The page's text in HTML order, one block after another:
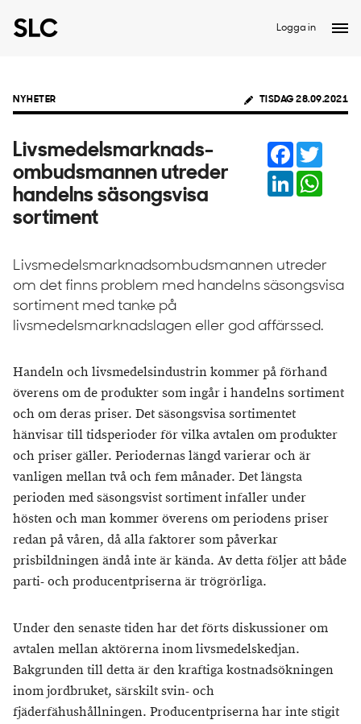
Logga in
NYHETER TISDAG 28.09.2021
Livsmedelsmarknads-
ombudsmannen utreder
handelns säsongsvisa
sortiment
Facebook
LinkedIn
Livsmedelsmarknadsombudsmannen utreder
om det finns problem med handelns säsongsvisa
sortiment med tanke på
livsmedelsmarknadslagen eller god affärssed.
Handeln och livsmedelsindustrin kommer på förhand
överens om de produkter som ingår i handelns sortiment
och om deras priser. Det säsongsvisa sortimentet
hänvisar till tidsperioder för vilka avtalen om produkter
och priser gäller. Periodernas längd varierar och är
vanligen mellan två och fem månader. Det längsta
perioden med säsongsvist sortiment infaller under
hösten och man kommer överens om periodens priser
redan på våren, då alla faktorer som påverkar
prisbildningen ändå inte är kända. Av detta följer att både
parti- och producentpriserna är trögrörliga.
Under den senaste tiden har det förts diskussioner om
avtalen mellan aktörerna inom livsmedelskedjan.
Bakgrunden till detta är den kraftiga kostnadsökningen
inom jordbruket, särskilt svin- och
fjäderfähushållningen. Producentpriserna har inte stigit